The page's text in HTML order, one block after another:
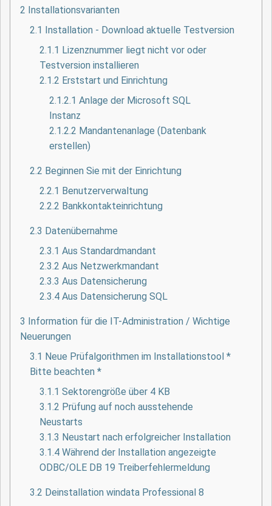
2 Installationsvarianten
2.1
Installation - Download aktuelle Testversion
2.1.1 Lizenznummer liegt nicht vor oder
Testversion installieren
2.1.2 Erststart und Einrichtung
2.1.2.1 Anlage der Microsoft SQL
Instanz
2.1.2.2 Mandantenanlage (Datenbank
erstellen)
2.2 Beginnen Sie mit der Einrichtung
2.2.1 Benutzerverwaltung
2.2.2 Bankkontakteinrichtung
2.3 Datenübernahme
2.3.1 Aus Standardmandant
2.3.2 Aus Netzwerkmandant
2.3.3 Aus Datensicherung
2.3.4 Aus Datensicherung SQL
3 Information für die IT-Administration / Wichtige
Neuerungen
3.1 Neue Prüfalgorithmen im Installationstool *
Bitte beachten *
3.1.1 Sektorengröße über 4 KB
3.1.2 Prüfung auf noch ausstehende
Neustarts
3.1.3 Neustart nach erfolgreicher Installation
3.1.4 Während der Installation angezeigte
ODBC/OLE DB 19 Treiberfehlermeldung
3.2 Deinstallation windata Professional 8